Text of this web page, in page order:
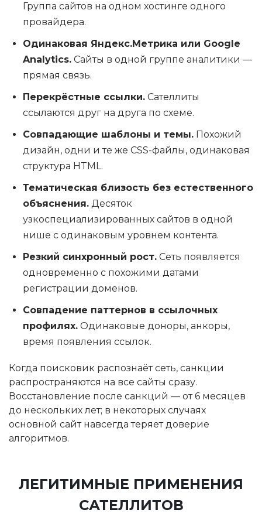
Группа сайтов на одном хостинге одного
провайдера.
Одинаковая Яндекс.Метрика или Google
Analytics. Сайты в одной группе аналитики —
прямая связь.
Перекрёстные ссылки. Сателлиты
ссылаются друг на друга по схеме.
Совпадающие шаблоны и темы. Похожий
дизайн, одни и те же CSS-файлы, одинаковая
структура HTML.
Тематическая близость без естественного
объяснения. Десяток
узкоспециализированных сайтов в одной
нише с одинаковым уровнем контента.
Резкий синхронный рост. Сеть появляется
одновременно с похожими датами
регистрации доменов.
Совпадение паттернов в ссылочных
профилях. Одинаковые доноры, анкоры,
время появления ссылок.
Когда поисковик распознаёт сеть, санкции
распространяются на все сайты сразу.
Восстановление после санкций — от 6 месяцев
до нескольких лет; в некоторых случаях
основной сайт навсегда теряет доверие
алгоритмов.
ЛЕГИТИМНЫЕ ПРИМЕНЕНИЯ
САТЕЛЛИТОВ